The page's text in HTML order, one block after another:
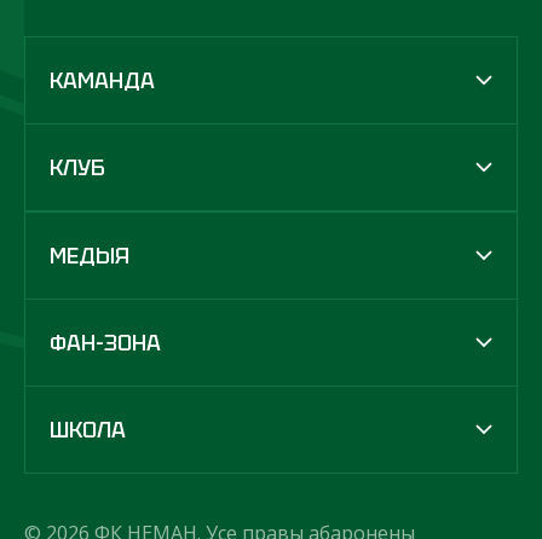
КАМАНДА
КЛУБ
МЕДЫЯ
ФАН-ЗОНА
ШКОЛА
© 2026 ФК НЕМАН. Усе правы абаронены